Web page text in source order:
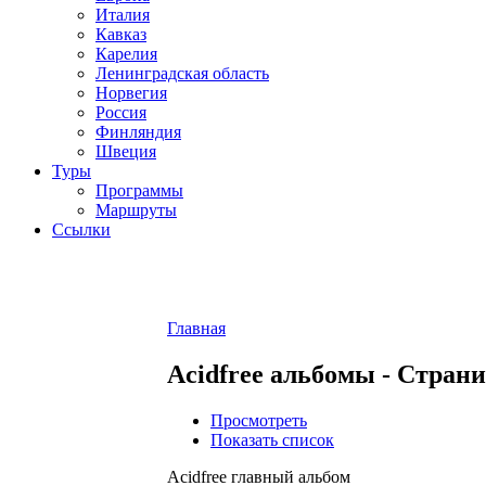
Италия
Кавказ
Карелия
Ленинградская область
Норвегия
Россия
Финляндия
Швеция
Туры
Программы
Маршруты
Ссылки
Главная
Acidfree альбомы -
Просмотреть
Показать список
Acidfree главный альбом